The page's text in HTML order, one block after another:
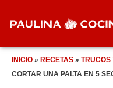
INICIO » RECETAS » TRUCOS
CORTAR UNA PALTA EN 5